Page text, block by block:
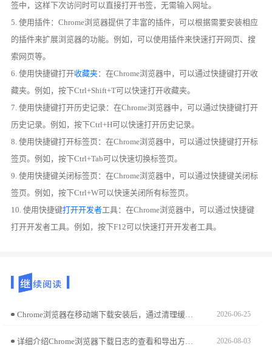
签中，这样下次访问时可以直接打开书签，无需输入网址。
5. 使用插件：Chrome浏览器提供了丰富的插件，可以根据需要安装相应
的插件来扩展浏览器的功能。例如，可以使用插件来快速打开网页、搜
索网页等。
6. 使用快捷键打开收藏夹：在Chrome浏览器中，可以通过快捷键打开收
藏夹。例如，按下Ctrl+Shift+T可以快速打开收藏夹。
7. 使用快捷键打开历史记录：在Chrome浏览器中，可以通过快捷键打开
历史记录。例如，按下Ctrl+H可以快速打开历史记录。
8. 使用快捷键打开标签页：在Chrome浏览器中，可以通过快捷键打开标
签页。例如，按下Ctrl+Tab可以快速切换标签页。
9. 使用快捷键关闭标签页：在Chrome浏览器中，可以通过快捷键关闭标
签页。例如，按下Ctrl+W可以快速关闭所有标签页。
10. 使用快捷键打开开发者工具：在Chrome浏览器中，可以通过快捷键
打开开发者工具。例如，按下F12可以快速打开开发者工具。
Chrome浏览器在移动端下载安装后，通过清理缓存和优化存储管理，可以提升网页加载速度和浏览器性能，让操作更顺畅。 2026-06-25
详细介绍Chrome浏览器下载日志的查看和导出方法，方便问题排查和记录。 2026-08-03